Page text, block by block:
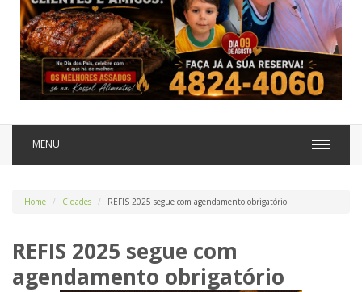
MENU
Home Cidades REFIS 2025 segue com agendamento obrigatório
REFIS 2025 segue com
agendamento obrigatório